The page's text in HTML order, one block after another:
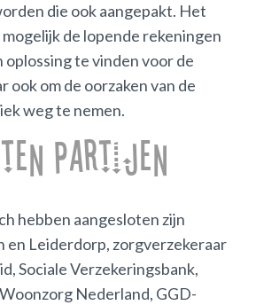
die ook aangepakt. Het
mogelijk de lopende rekeningen
te vinden voor de
ook om de oorzaken van de
weg te nemen.
partijen
hebben aangesloten zijn
en Leiderdorp, zorgverzekeraar
Sociale Verzekeringsbank,
Nederland, GGD-